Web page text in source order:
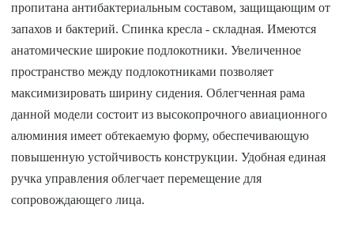
пропитана антибактериальным составом, защищающим от
запахов и бактерий. Спинка кресла - складная. Имеются
анатомические широкие подлокотники. Увеличенное
пространство между подлокотниками позволяет
максимизировать ширину сидения. Облегченная рама
данной модели состоит из высокопрочного авиационного
алюминия имеет обтекаемую форму, обеспечивающую
повышенную устойчивость конструкции. Удобная единая
ручка управления облегчает перемещение для
сопровождающего лица.